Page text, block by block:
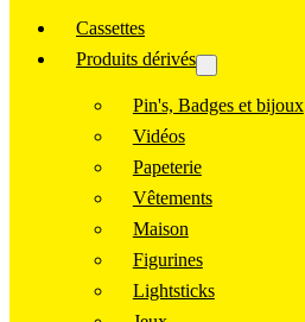
Cassettes
Produits dérivés
Pin's, Badges et bijoux
Vidéos
Papeterie
Vêtements
Maison
Figurines
Lightsticks